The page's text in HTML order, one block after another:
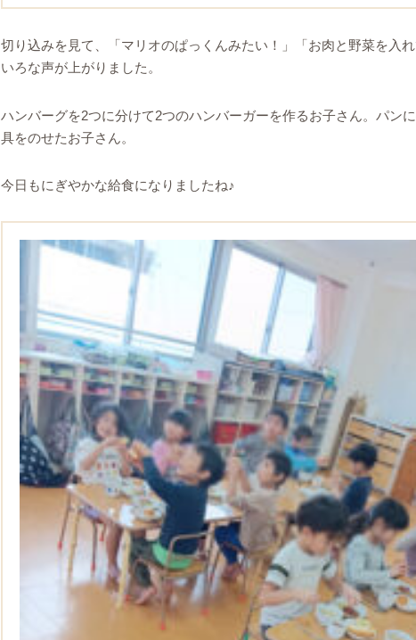
切り込みを見て、「マリオのぱっくんみたい！」「お肉と野菜を入
いろな声が上がりました。
ハンバーグを2つに分けて2つのハンバーガーを作るお子さん。パン
具をのせたお子さん。
今日もにぎやかな給食になりましたね♪